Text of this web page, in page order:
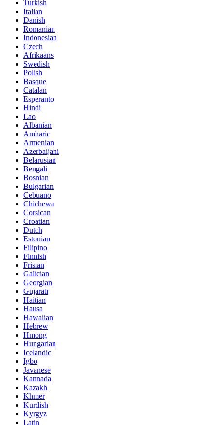
Turkish
Italian
Danish
Romanian
Indonesian
Czech
Afrikaans
Swedish
Polish
Basque
Catalan
Esperanto
Hindi
Lao
Albanian
Amharic
Armenian
Azerbaijani
Belarusian
Bengali
Bosnian
Bulgarian
Cebuano
Chichewa
Corsican
Croatian
Dutch
Estonian
Filipino
Finnish
Frisian
Galician
Georgian
Gujarati
Haitian
Hausa
Hawaiian
Hebrew
Hmong
Hungarian
Icelandic
Igbo
Javanese
Kannada
Kazakh
Khmer
Kurdish
Kyrgyz
Latin